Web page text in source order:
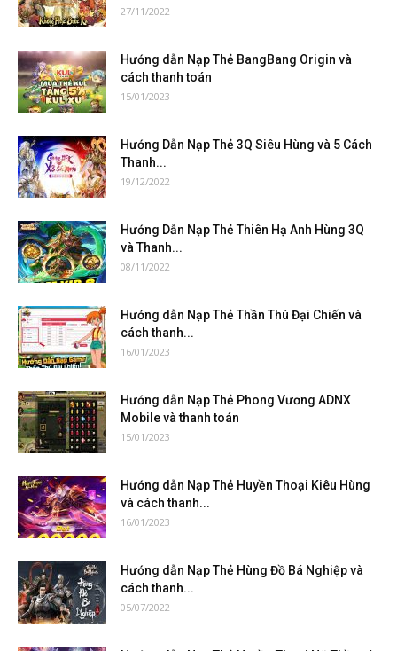
27/11/2022
Hướng dẫn Nạp Thẻ BangBang Origin và
cách thanh toán
15/01/2023
Hướng Dẫn Nạp Thẻ 3Q Siêu Hùng và 5 Cách
Thanh...
19/12/2022
Hướng Dẫn Nạp Thẻ Thiên Hạ Anh Hùng 3Q
và Thanh...
08/11/2022
Hướng dẫn Nạp Thẻ Thần Thú Đại Chiến và
cách thanh...
16/01/2023
Hướng dẫn Nạp Thẻ Phong Vương ADNX
Mobile và thanh toán
15/01/2023
Hướng dẫn Nạp Thẻ Huyền Thoại Kiêu Hùng
và cách thanh...
16/01/2023
Hướng dẫn Nạp Thẻ Hùng Đồ Bá Nghiệp và
cách thanh...
05/07/2022